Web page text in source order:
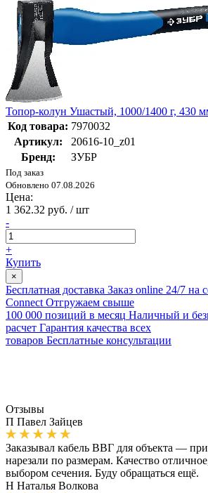
Топор-колун Ушастый, 1000/1400 г, 430
Код товара: 7970032
Артикул:
20616-10_z01
Бренд:
ЗУБР
Под заказ
Обновлено 07.08.2026
Цена:
1 362.32 руб. / шт
-
+
Купить
×
Бесплатная доставка Заказ online 24/7 на
Connect Отгружаем свыше
100 000 позиций в месяц Наличный и
расчет Гарантия качества всех
товаров Бесплатные консультации
Отзывы
П Павел Зайцев
Заказывал кабель ВВГ для объекта —
нарезали по размерам. Качество
выбором сечения. Буду обращаться ещё.
Н Наталья Волкова